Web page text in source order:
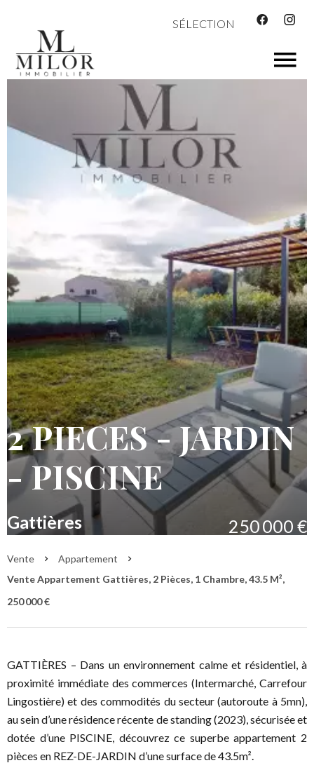
SÉLECTION
2 PIECES - JARDIN
- PISCINE
Gattières 250 000 €
Vente
Appartement
Vente Appartement Gattières, 2 Pièces, 1 Chambre, 43.5 M²,
250 000 €
GATTIÈRES – Dans un environnement calme et résidentiel, à
proximité immédiate des commerces (Intermarché, Carrefour
Lingostière) et des commodités du secteur (autoroute à 5mn),
au sein d’une résidence récente de standing (2023), sécurisée et
dotée d’une PISCINE, découvrez ce superbe appartement 2
pièces en REZ-DE-JARDIN d’une surface de 43.5m².